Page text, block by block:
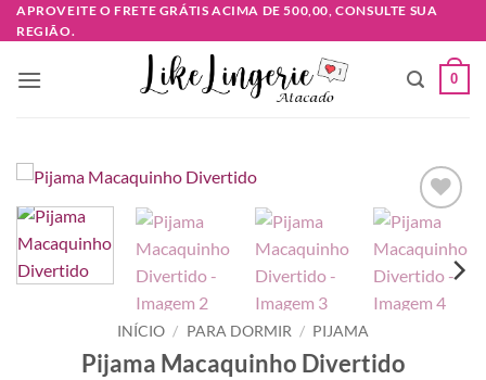
Skip
to
APROVEITE O FRETE GRÁTIS ACIMA DE 500,00, CONSULTE SUA
REGIÃO.
0
Adicionar
à lista de
desejos
INÍCIO / PARA DORMIR / PIJAMA
Pijama Macaquinho Divertido